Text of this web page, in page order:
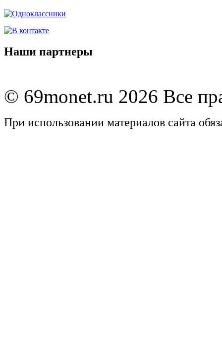
Наши партнеры
© 69monet.ru 2026 Все
При использовании материалов сайта